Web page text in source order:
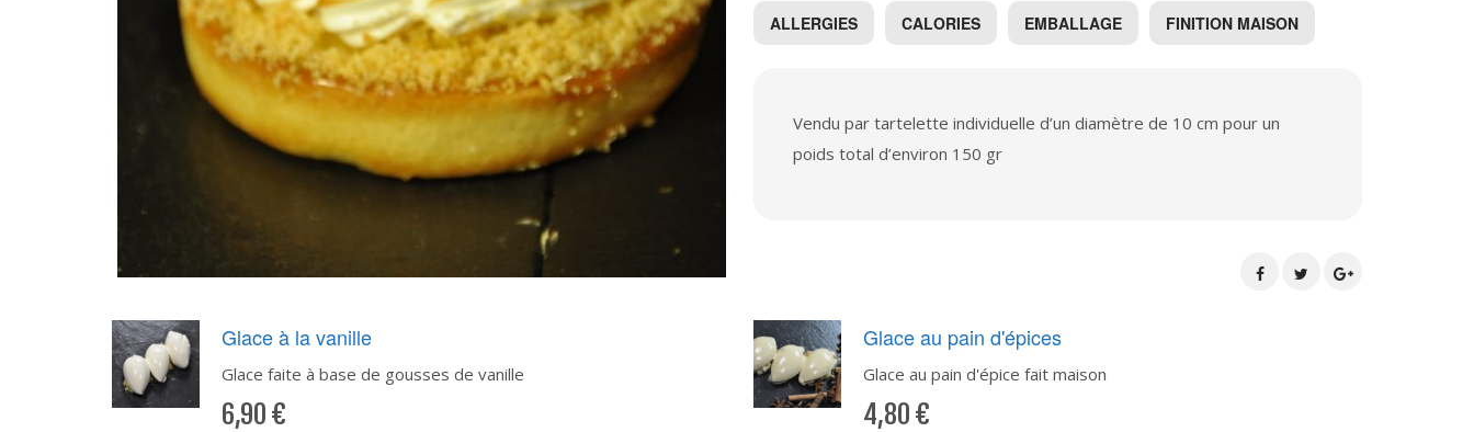
ALLERGIES CALORIES EMBALLAGE FINITION MAISON
Vendu par tartelette individuelle d’un diamètre de 10 cm pour un
poids total d’environ 150 gr
Glace à la vanille
Glace faite à base de gousses de vanille
6,90 €
Glace au pain d'épices
Glace au pain d'épice fait maison
4,80 €